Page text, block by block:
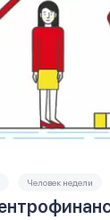
Человек недели